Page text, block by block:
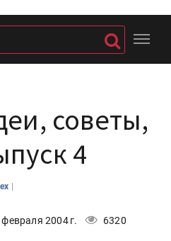
советы,
4
|
февраля 2004 г. 6320